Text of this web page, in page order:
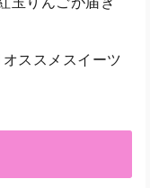
ススメスイーツ